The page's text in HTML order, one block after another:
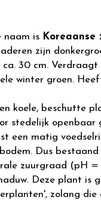
naam is Koreaanse
zijn
ca. 30 cm.
winter groen.
koele, beschutte
stedelijk openbaar
een matig
Dus
zuurgraad (pH
Deze plant is
zolang